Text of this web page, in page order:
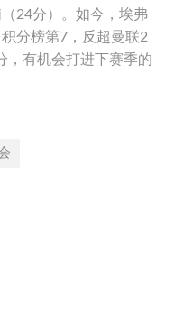
24分）。如今，埃弗
分榜第7，反超曼联2
，有机会打进下赛季的